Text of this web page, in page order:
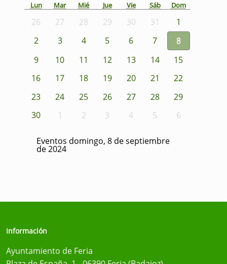
Lun Mar Mié Jue Vie Sáb Dom
26 27 28 29 30 31
1
2
3 4 5 6 7
8
9
10 11 12 13 14
15
16
17 18 19 20 21
22
23
24 25 26 27 28
29
30
1 2 3 4 5 6
Eventos domingo, 8 de septiembre
de 2024
Información
Ayuntamiento de Feria